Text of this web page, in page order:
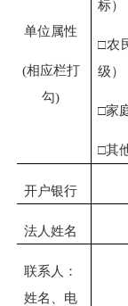
单位属性
(相应栏打
勾)
标）
□农
级）
□家
□其
开户银行
法人姓名
联系人：
姓名、电